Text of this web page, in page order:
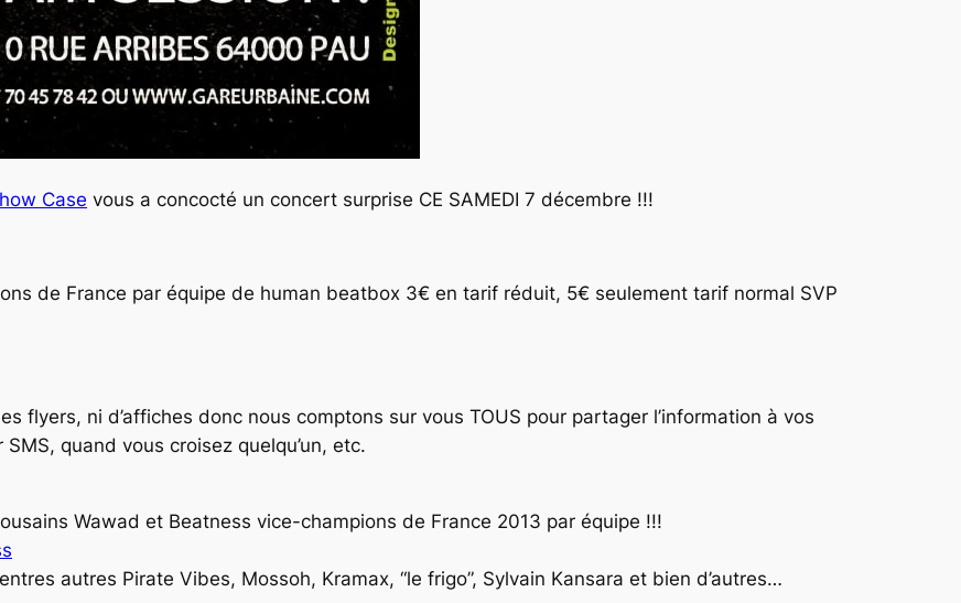
Case vous a concocté un concert surprise CE SAMEDI 7 décembre !!!
de France par équipe de human beatbox 3€ en tarif réduit, 5€ seulement tarif normal SVP
flyers, ni d’affiches donc nous comptons sur vous TOUS pour partager l’information à vos
quand vous croisez quelqu’un, etc.
Wawad et Beatness vice-champions de France 2013 par équipe !!!
autres Pirate Vibes, Mossoh, Kramax, “le frigo”, Sylvain Kansara et bien d’autres…